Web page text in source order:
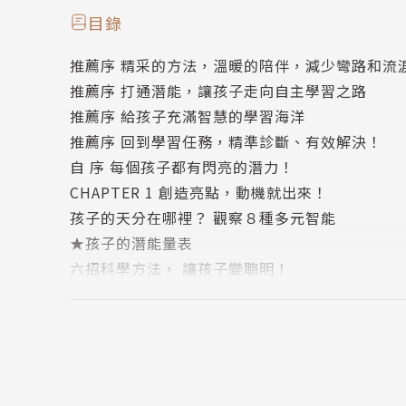
＃會考題目字數屢創新高，練好閱讀推論力，起跑
＃看書有更好的策略，從流暢力－理解力－推論
★【課本＋參考書的綜合效果最大化】
＃怎麼把自修用得淋漓盡致、花錢花得有「療效」
＃除了好看的故事書，還可依年紀選讀課外補充讀
★【幫忙容易分心的孩子】
＃亞斯、ADHD、專注力不佳……有這些特質的孩
目錄
推薦序 精采的方法，溫暖的陪伴，減少彎路和流
推薦序 打通潛能，讓孩子走向自主學習之路
推薦序 給孩子充滿智慧的學習海洋
推薦序 回到學習任務，精準診斷、有效解決！
自 序 每個孩子都有閃亮的潛力！
CHAPTER 1 創造亮點，動機就出來！
孩子的天分在哪裡？ 觀察８種多元智能
★孩子的潛能量表
六招科學方法， 讓孩子變聰明！